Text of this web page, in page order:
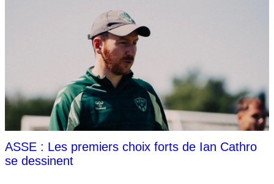
ASSE : Les premiers choix forts de Ian Cathro
se dessinent